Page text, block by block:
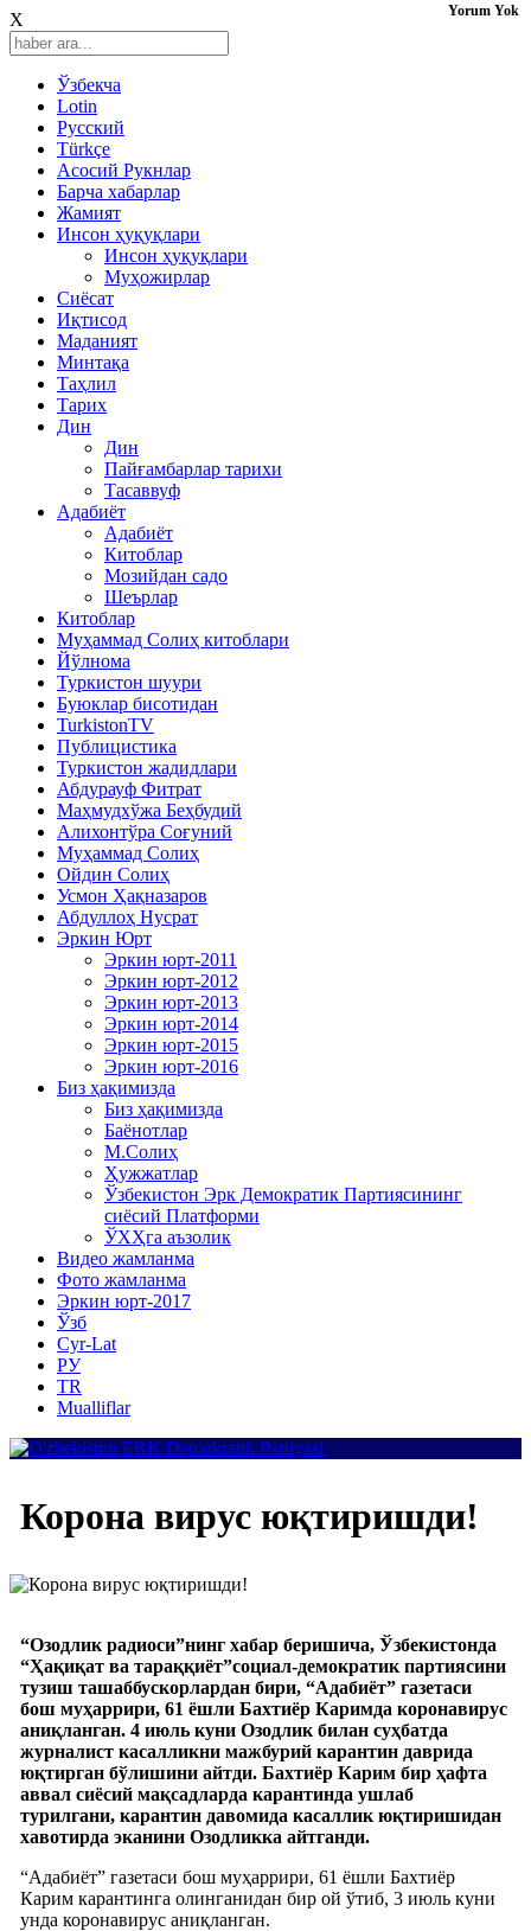
X
Ўзбекча
Lotin
Русский
Türkçe
Асосий Рукнлар
Барча хабарлар
Жамият
Инсон ҳуқуқлари
Инсон ҳуқуқлари
Муҳожирлар
Сиёсат
Иқтисод
Mаданият
Минтақа
Таҳлил
Тарих
Дин
Дин
Пайғамбарлар тарихи
Тасаввуф
Адабиёт
Адабиёт
Китоблар
Мозийдан садо
Шеърлар
Китоблар
Муҳаммад Солиҳ китоблари
Йўлнома
Туркистон шуури
Буюклар бисотидан
TurkistonTV
Публицистика
Туркистон жадидлари
Абдурауф Фитрат
Маҳмудхўжа Беҳбудий
Алихонтўра Соғуний
Муҳаммад Солиҳ
Ойдин Солиҳ
Усмон Ҳақназаров
Абдуллоҳ Нусрат
Эркин Юрт
Эркин юрт-2011
Эркин юрт-2012
Эркин юрт-2013
Эркин юрт-2014
Эркин юрт-2015
Эркин юрт-2016
Биз ҳақимизда
Биз ҳақимизда
Баёнотлар
М.Солиҳ
Ҳужжатлар
Ўзбекистон Эрк Демократик Партиясининг
сиёсий Платформи
ЎХҲга аъзолик
Видео жамланма
Фото жамланма
Эркин юрт-2017
Ўзб
Cyr-Lat
РУ
TR
Mualliflar
Корона вирус юқтиришди!
“Озодлик радиоси”нинг хабар беришича, Ўзбекистонда
“Ҳақиқат ва тараққиёт”социал-демократик партиясини
тузиш ташаббускорлардан бири, “Адабиёт” газетаси
бош муҳаррири, 61 ёшли Бахтиёр Каримда коронавирус
аниқланган. 4 июль куни Озодлик билан суҳбатда
журналист касалликни мажбурий карантин даврида
юқтирган бўлишини айтди. Бахтиёр Карим бир ҳафта
аввал сиёсий мақсадларда карантинда ушлаб
турилгани, карантин давомида касаллик юқтиришидан
хавотирда эканини Озодликка айтганди.
“Адабиёт” газетаси бош муҳаррири, 61 ёшли Бахтиёр
Карим карантинга олинганидан бир ой ўтиб, 3 июль куни
унда коронавирус аниқланган.
Yorum Yok